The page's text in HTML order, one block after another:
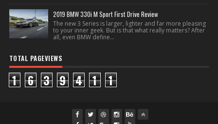
2019 BMW 330i M Sport First Drive Review
The new 3 Series is larger, lighter and far more pleasing
to your inner geek. But is that what really matters? After
all, even BMW define...
TOTAL PAGEVIEWS
1 6 3 9 4 1 1